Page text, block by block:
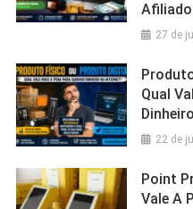
27 de
Qual
22 de
Point
Vale A